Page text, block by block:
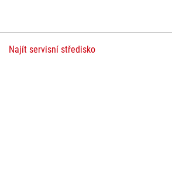
Najít servisní středisko